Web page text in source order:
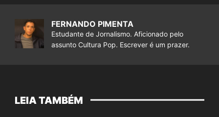
FERNANDO PIMENTA
Estudante de Jornalismo. Aficionado pelo
assunto Cultura Pop. Escrever é um prazer.
LEIA TAMBÉM